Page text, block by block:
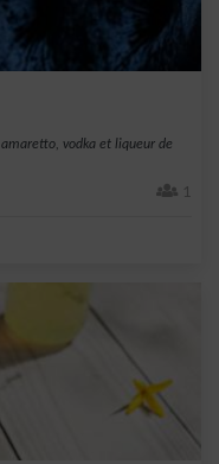
vodka et liqueur de
1